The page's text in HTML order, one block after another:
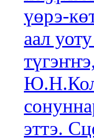
үөрэ-
аал
эттэ.